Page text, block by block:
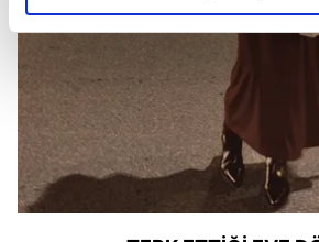
elimizden gelen çabayı gösterdiğimizi
reklamların maliyetlerimizi karşılamak
kalemimiz olduğunu sizlere
Her halükârda, kullanıcılar, bu
takdirde, kullanıcılara hedefli reklamlar
gösterilmeyecektir."